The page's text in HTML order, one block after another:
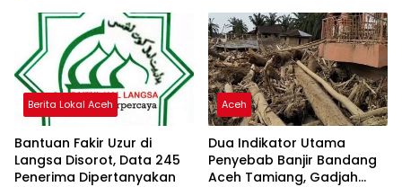
Berita Lokal Aceh
Bantuan Fakir Uzur di
Langsa Disorot, Data 245
Penerima Dipertanyakan
Aceh
Dua Indikator Utama
Penyebab Banjir Bandang
Aceh Tamiang, Gadjah